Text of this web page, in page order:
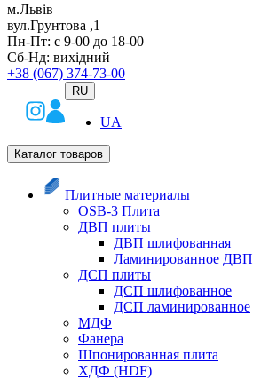
м.Львів
вул.Грунтова ,1
Пн-Пт: с 9-00 до 18-00
Сб-Нд: вихідний
+38 (067) 374-73-00
RU
UA
Каталог товаров
Плитные материалы
OSB-3 Плита
ДВП плиты
ДВП шлифованная
Ламинированное ДВП
ДСП плиты
ДСП шлифованное
ДСП ламинированное
МДФ
Фанера
Шпонированная плита
ХДФ (HDF)